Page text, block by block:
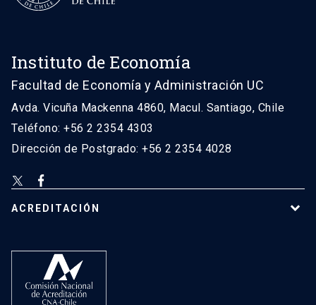
Instituto de Economía
Facultad de Economía y Administración UC
Avda. Vicuña Mackenna 4860, Macul. Santiago, Chile
Teléfono: +56 2 2354 4303
Dirección de Postgrado: +56 2 2354 4028
ACREDITACIÓN